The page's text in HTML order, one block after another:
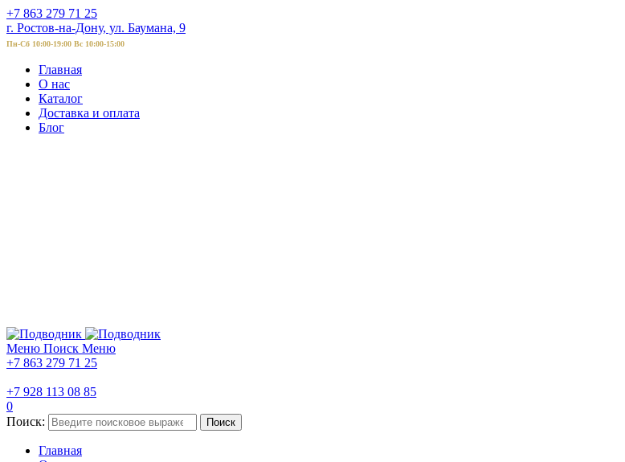
+7 863 279 71 25
г. Ростов-на-Дону, ул. Баумана, 9
Пн-Сб 10:00-19:00 Вс 10:00-15:00
Главная
О нас
Каталог
Доставка и оплата
Блог
Меню Поиск Меню
+7 863 279 71 25
+7 928 113 08 85
0
Поиск:
Поиск
Главная